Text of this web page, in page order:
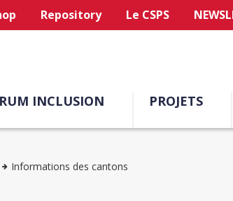
Repository Le CSPS
INCLUSION PROJETS
Informations des cantons